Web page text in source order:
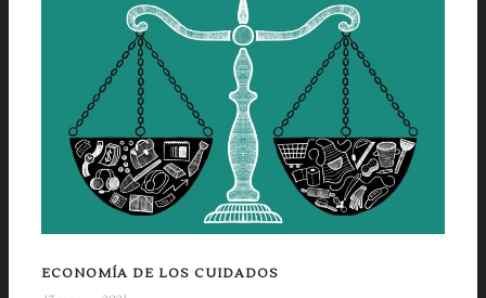
ECONOMÍA DE LOS CUIDADOS